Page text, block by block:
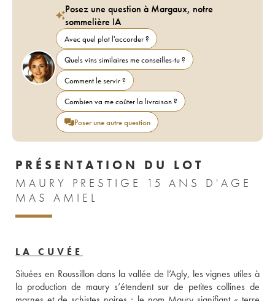
Posez une question à Margaux, notre
sommelière IA
Avec quel plat l'accorder ?
Quels vins similaires me conseilles-tu ?
Comment le servir ?
Combien va me coûter la livraison ?
Poser une autre question
PRÉSENTATION DU LOT
MAURY PRESTIGE 15 ANS D'AGE
MAS AMIEL
LA CUVÉE
Situées en Roussillon dans la vallée de l’Agly, les vignes utiles à
la production de maury s’étendent sur de petites collines de